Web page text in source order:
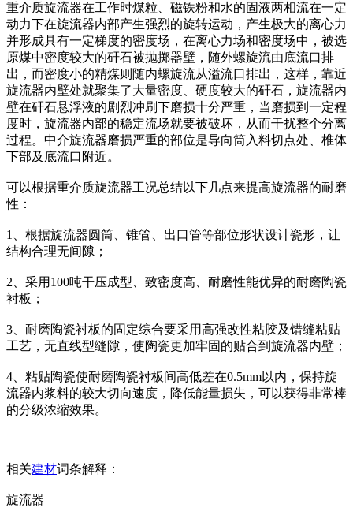
重介质旋流器在工作时煤粒、磁铁粉和水的固液两相流在一定
动力下在旋流器内部产生强烈的旋转运动，产生极大的离心力
并形成具有一定梯度的密度场，在离心力场和密度场中，被选
原煤中密度较大的矸石被抛掷器壁，随外螺旋流由底流口排
出，而密度小的精煤则随内螺旋流从溢流口排出，这样，靠近
旋流器内壁处就聚集了大量密度、硬度较大的矸石，旋流器内
壁在矸石悬浮液的剧烈冲刷下磨损十分严重，当磨损到一定程
度时，旋流器内部的稳定流场就要被破坏，从而干扰整个分离
过程。中介旋流器磨损严重的部位是导向筒入料切点处、椎体
下部及底流口附近。
可以根据重介质旋流器工况总结以下几点来提高旋流器的耐磨
性：
1、根据旋流器圆筒、锥管、出口管等部位形状设计瓷形，让
结构合理无间隙；
2、采用100吨干压成型、致密度高、耐磨性能优异的耐磨陶瓷
衬板；
3、耐磨陶瓷衬板的固定综合要采用高强改性粘胶及错缝粘贴
工艺，无直线型缝隙，使陶瓷更加牢固的贴合到旋流器内壁；
4、粘贴陶瓷使耐磨陶瓷衬板间高低差在0.5mm以内，保持旋
流器内浆料的较大切向速度，降低能量损失，可以获得非常棒
的分级浓缩效果。
相关建材词条解释：
旋流器